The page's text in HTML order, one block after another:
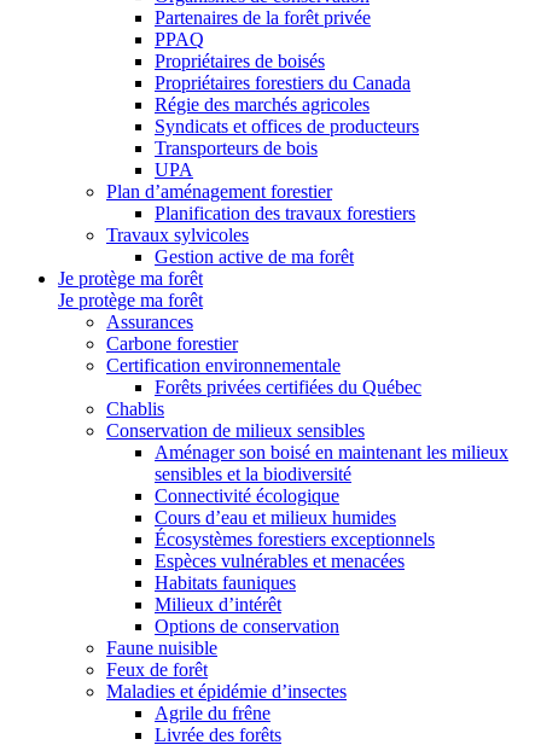
Partenaires de la forêt privée
PPAQ
Propriétaires de boisés
Propriétaires forestiers du Canada
Régie des marchés agricoles
Syndicats et offices de producteurs
Transporteurs de bois
UPA
Plan d’aménagement forestier
Planification des travaux forestiers
Travaux sylvicoles
Gestion active de ma forêt
Je protège ma forêt
Je protège ma forêt
Assurances
Carbone forestier
Certification environnementale
Forêts privées certifiées du Québec
Chablis
Conservation de milieux sensibles
Aménager son boisé en maintenant les milieux
sensibles et la biodiversité
Connectivité écologique
Cours d’eau et milieux humides
Écosystèmes forestiers exceptionnels
Espèces vulnérables et menacées
Habitats fauniques
Milieux d’intérêt
Options de conservation
Faune nuisible
Feux de forêt
Maladies et épidémie d’insectes
Agrile du frêne
Livrée des forêts